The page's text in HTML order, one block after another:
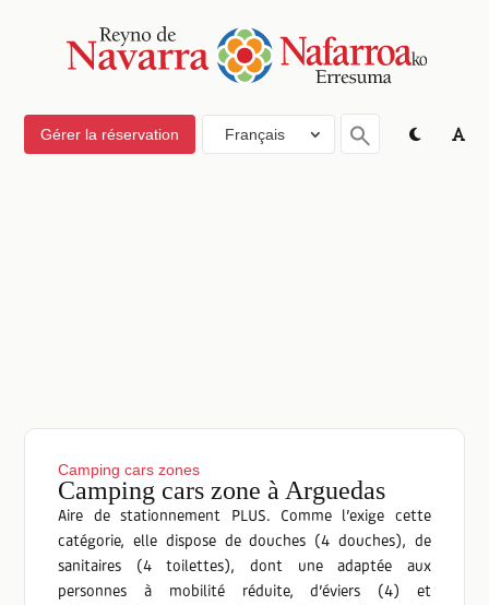
Gérer la réservation Français
Camping cars zones
Camping cars zone à Arguedas
Aire de stationnement PLUS. Comme l’exige cette
catégorie, elle dispose de douches (4 douches), de
sanitaires (4 toilettes), dont une adaptée aux
personnes à mobilité réduite, d’éviers (4) et